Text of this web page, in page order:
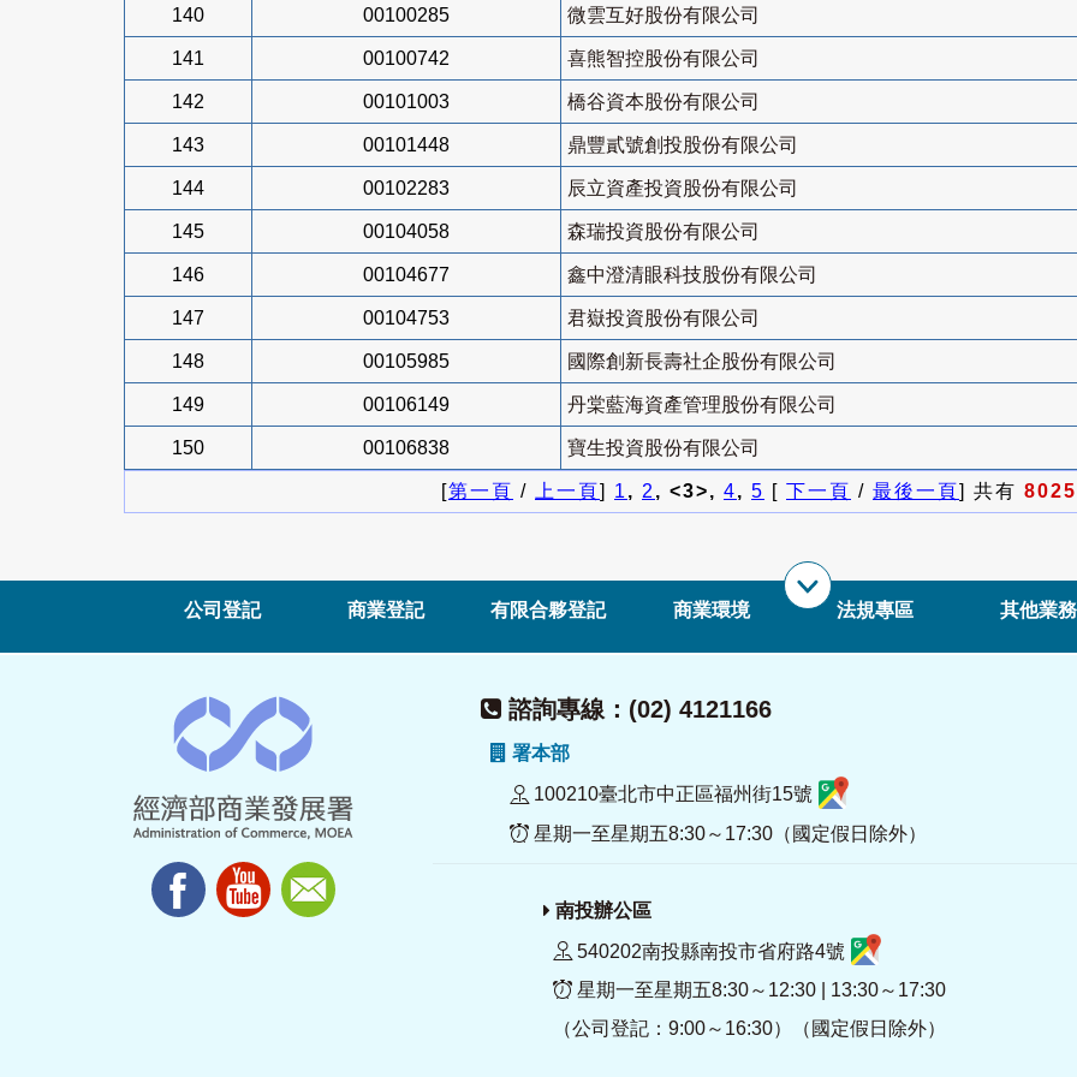
140 00100285 微雲互好股份有限公司
141 00100742 喜熊智控股份有限公司
142 00101003 橋谷資本股份有限公司
143 00101448 鼎豐貳號創投股份有限公司
144 00102283 辰立資產投資股份有限公司
145 00104058 森瑞投資股份有限公司
146 00104677 鑫中澄清眼科技股份有限公司
147 00104753 君嶽投資股份有限公司
148 00105985 國際創新長壽社企股份有限公司
149 00106149 丹棠藍海資產管理股份有限公司
150 00106838 寶生投資股份有限公司
[第一頁 / 上一頁] 1, 2, <3>, 4, 5 [ 下一頁 / 最後一頁] 共有 8025
公司登記 商業登記 有限合夥登記 商業環境 法規專區 其他業務
諮詢專線：(02) 4121166
署本部
100210臺北市中正區福州街15號
星期一至星期五8:30～17:30（國定假日除外）
南投辦公區
540202南投縣南投市省府路4號
星期一至星期五8:30～12:30 | 13:30～17:30
（公司登記：9:00～16:30）（國定假日除外）